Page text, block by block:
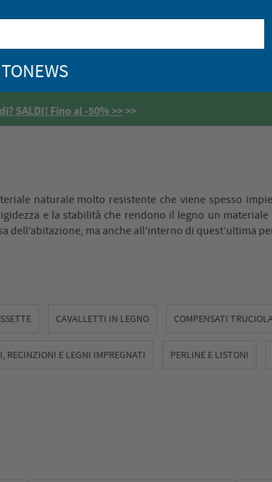
NEWS
naturale molto resistente che viene spesso
e la stabilità che rendono il legno un materiale
ma anche all’interno di quest’ultima
CAVALLETTI IN LEGNO COMPENSATI
RECINZIONI E LEGNI IMPREGNATI PERLINE E LISTONI